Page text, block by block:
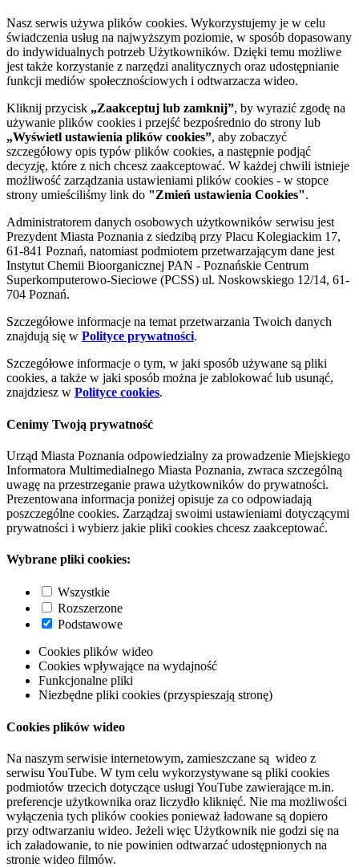
Nasz serwis używa plików cookies. Wykorzystujemy je w celu
świadczenia usług na najwyższym poziomie, w sposób dopasowany
do indywidualnych potrzeb Użytkowników. Dzięki temu możliwe
jest także korzystanie z narzędzi analitycznych oraz udostępnianie
funkcji mediów społecznościowych i odtwarzacza wideo.
Kliknij przycisk „Zaakceptuj lub zamknij”, by wyrazić zgodę na
używanie plików cookies i przejść bezpośrednio do strony lub
„Wyświetl ustawienia plików cookies”, aby zobaczyć
szczegółowy opis typów plików cookies, a następnie podjąć
decyzję, które z nich chcesz zaakceptować. W każdej chwili istnieje
możliwość zarządzania ustawieniami plików cookies - w stopce
strony umieściliśmy link do "Zmień ustawienia Cookies".
Administratorem danych osobowych użytkowników serwisu jest
Prezydent Miasta Poznania z siedzibą przy Placu Kolegiackim 17,
61-841 Poznań, natomiast podmiotem przetwarzającym dane jest
Instytut Chemii Bioorganicznej PAN - Poznańskie Centrum
Superkomputerowo-Sieciowe (PCSS) ul. Noskowskiego 12/14, 61-
704 Poznań.
Szczegółowe informacje na temat przetwarzania Twoich danych
znajdują się w Polityce prywatności.
Szczegółowe informacje o tym, w jaki sposób używane są pliki
cookies, a także w jaki sposób można je zablokować lub usunąć,
znajdziesz w Polityce cookies.
Cenimy Twoją prywatność
Urząd Miasta Poznania odpowiedzialny za prowadzenie Miejskiego
Informatora Multimedialnego Miasta Poznania, zwraca szczególną
uwagę na przestrzeganie prawa użytkowników do prywatności.
Prezentowana informacja poniżej opisuje za co odpowiadają
poszczególne cookies. Zarządzaj swoimi ustawieniami dotyczącymi
prywatności i wybierz jakie pliki cookies chcesz zaakceptować.
Wybrane pliki cookies:
Wszystkie
Rozszerzone
Podstawowe
Cookies plików wideo
Cookies wpływające na wydajność
Funkcjonalne pliki
Niezbędne pliki cookies (przyspieszają stronę)
Cookies plików wideo
Na naszym serwisie internetowym, zamieszczane są wideo z
serwisu YouTube. W tym celu wykorzystywane są pliki cookies
podmiotów trzecich dotyczące usługi YouTube zawierające m.in.
preferencje użytkownika oraz liczydło kliknięć. Nie ma możliwości
wyłączenia tych plików cookies ponieważ ładowane są dopiero
przy odtwarzaniu wideo. Jeżeli więc Użytkownik nie godzi się na
ich załadowanie, to nie powinien odtwarzać udostępnionych na
stronie wideo filmów.